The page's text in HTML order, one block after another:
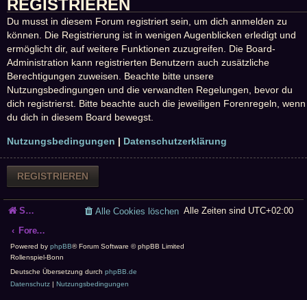
REGISTRIEREN
Du musst in diesem Forum registriert sein, um dich anmelden zu
können. Die Registrierung ist in wenigen Augenblicken erledigt und
ermöglicht dir, auf weitere Funktionen zuzugreifen. Die Board-
Administration kann registrierten Benutzern auch zusätzliche
Berechtigungen zuweisen. Beachte bitte unsere
Nutzungsbedingungen und die verwandten Regelungen, bevor du
dich registrierst. Bitte beachte auch die jeweiligen Forenregeln, wenn
du dich in diesem Board bewegst.
Nutzungsbedingungen | Datenschutzerklärung
REGISTRIEREN
Startseite
Foren-Übersicht
Alle Zeiten sind UTC+02:00
Alle Cookies löschen
Powered by phpBB® Forum Software © phpBB Limited
Rollenspiel-Bonn
Deutsche Übersetzung durch phpBB.de
Datenschutz
Nutzungsbedingungen